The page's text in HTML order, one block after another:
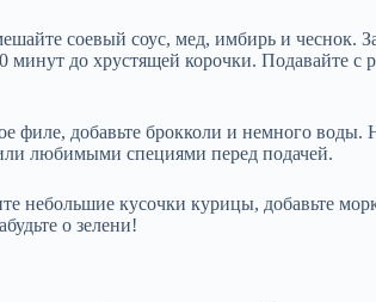
соевый соус, мед, имбирь и чеснок.
минут до хрустящей корочки. Подавайте с
филе, добавьте брокколи и немного воды.
любимыми специями перед подачей.
небольшие кусочки курицы, добавьте
о зелени!